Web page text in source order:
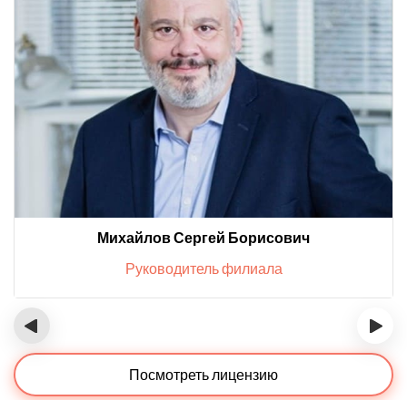
Михайлов Сергей Борисович
Руководитель филиала
‹ ›
Посмотреть лицензию